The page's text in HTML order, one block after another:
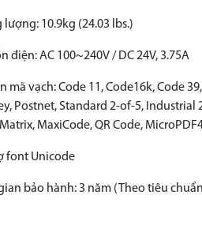
lượng: 10.9kg (24.03 lbs.)
điện: AC 100~240V / DC 24V, 3.75A
mã vạch: Code 11, Code16k, Code
Postnet, Standard 2-of-5,
MaxiCode, QR Code,
font Unicode
bảo hành: 3 năm (Theo tiêu